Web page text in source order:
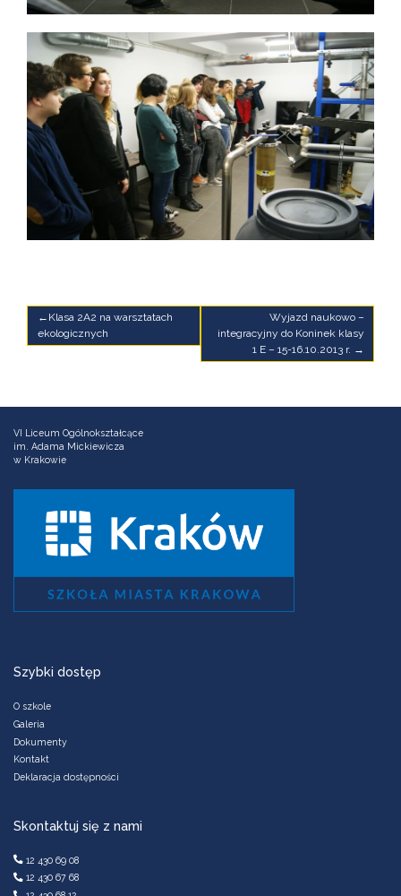
Nawigacja
wpisu
Klasa 2A2 na warsztatach
ekologicznych
Wyjazd naukowo –
integracyjny do Koninek klasy
1 E – 15-16.10.2013 r.
VI Liceum Ogólnokształcące
im. Adama Mickiewicza
w Krakowie
Szybki dostęp
O szkole
Galeria
Dokumenty
Kontakt
Deklaracja dostępności
Skontaktuj się z nami
12 430 69 08
12 430 67 68